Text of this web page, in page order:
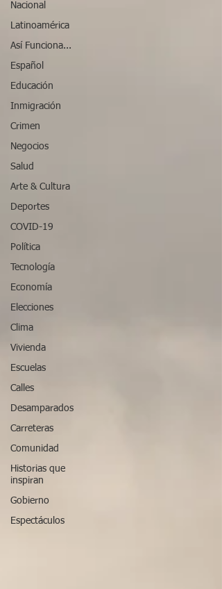
Nacional
Latinoamérica
Así Funciona...
Español
Educación
Inmigración
Crimen
Negocios
Salud
Arte & Cultura
Deportes
COVID-19
Política
Tecnología
Economía
Elecciones
Clima
Vivienda
Escuelas
Calles
Desamparados
Carreteras
Comunidad
Historias que
inspiran
Gobierno
Espectáculos